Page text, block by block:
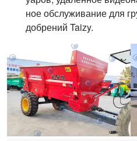
ное обслуживание для
добрений Taizy.